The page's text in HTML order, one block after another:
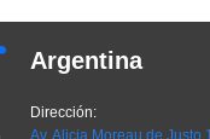
Argentina
Dirección:
Av. Alicia Moreau de Justo